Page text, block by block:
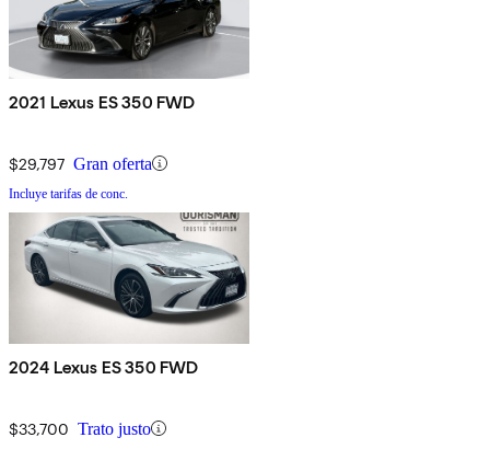
2021 Lexus ES 350 FWD
$29,797 Gran oferta
Incluye tarifas de conc.
2024 Lexus ES 350 FWD
$33,700 Trato justo